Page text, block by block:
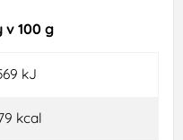
100 g
kJ
kcal